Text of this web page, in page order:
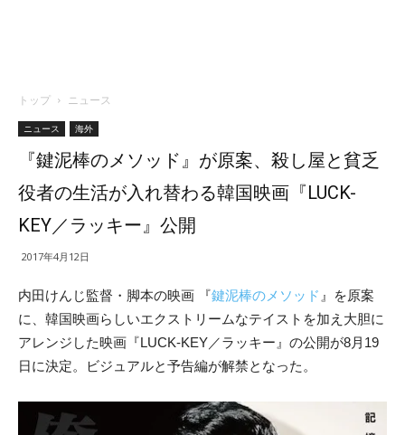
トップ ニュース
ニュース 海外
『鍵泥棒のメソッド』が原案、殺し屋と貧乏
役者の生活が入れ替わる韓国映画『LUCK-
KEY／ラッキー』公開
2017年4月12日
内田けんじ監督・脚本の映画 『鍵泥棒のメソッド 』を原案
に、韓国映画らしいエクストリームなテイストを加え大胆に
アレンジした映画『LUCK-KEY／ラッキー』の公開が8月19
日に決定。ビジュアルと予告編が解禁となった。